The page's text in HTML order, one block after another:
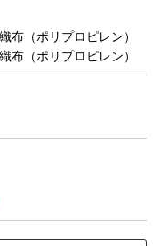
布（ポリプロピレン）
布（ポリプロピレン）